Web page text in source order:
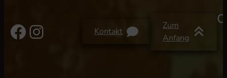
Facebook Instagram Kontakt
Zum
Anfang